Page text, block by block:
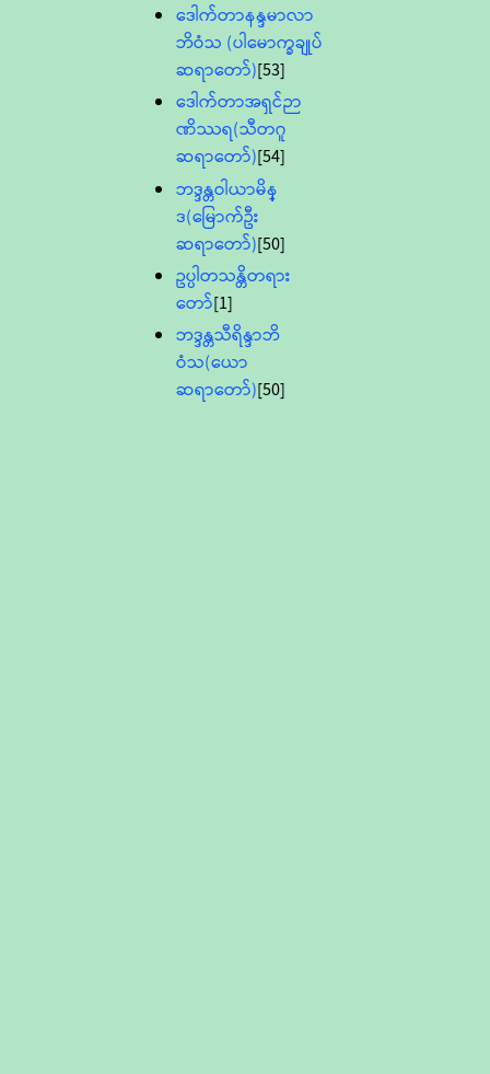
ဒေါက်တာနန္ဒမာလာ
ဘိဝံသ (ပါမောက္ခချုပ်
ဆရာတော်)[53]
ဒေါက်တာအရှင်ဉာ
ဏိဿရ(သီတဂူ
ဆရာတော်)[54]
ဘဒ္ဒန္တဝါယာမိန္
ဒ(မြောက်ဦး
ဆရာတော်)[50]
ဥပ္ပါတသန္တိတရား
တော်[1]
ဘဒ္ဒန္တသီရိန္ဒာဘိ
ဝံသ(ယော
ဆရာတော်)[50]